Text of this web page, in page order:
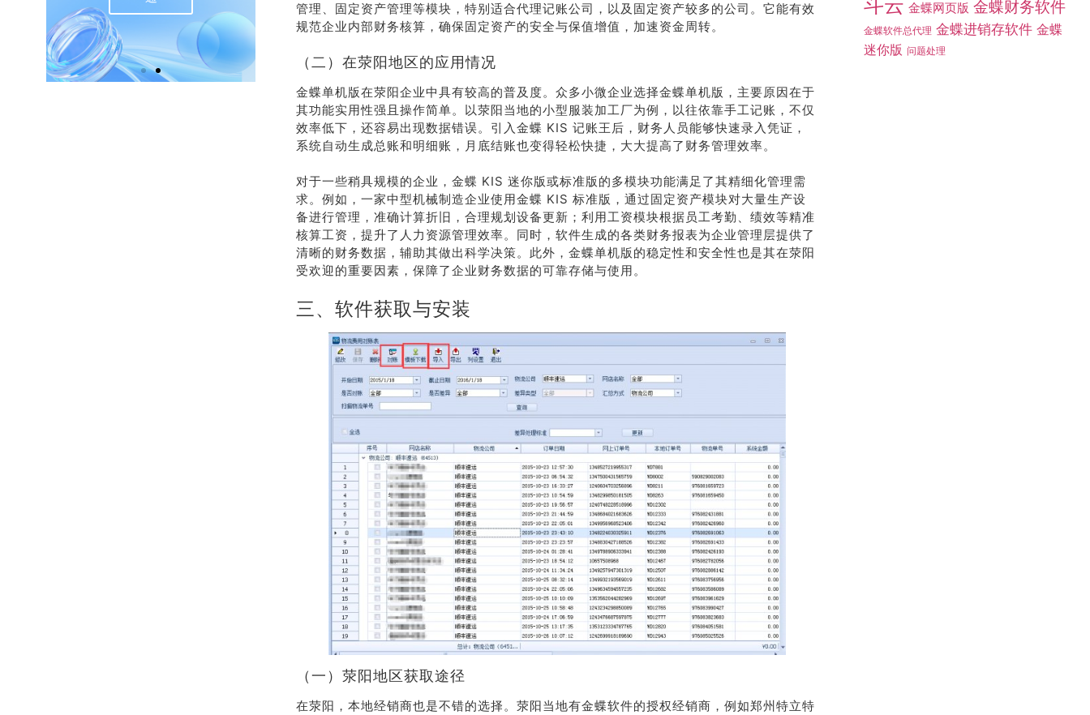
管理、固定资产管理等模块，特别适合代理记账公司，以及固定资产较多的公司。它能有效
规范企业内部财务核算，确保固定资产的安全与保值增值，加速资金周转。
（二）在荥阳地区的应用情况
金蝶单机版在荥阳企业中具有较高的普及度。众多小微企业选择金蝶单机版，主要原因在于
其功能实用性强且操作简单。以荥阳当地的小型服装加工厂为例，以往依靠手工记账，不仅
效率低下，还容易出现数据错误。引入金蝶 KIS 记账王后，财务人员能够快速录入凭证，
系统自动生成总账和明细账，月底结账也变得轻松快捷，大大提高了财务管理效率。
对于一些稍具规模的企业，金蝶 KIS 迷你版或标准版的多模块功能满足了其精细化管理需
求。例如，一家中型机械制造企业使用金蝶 KIS 标准版，通过固定资产模块对大量生产设
备进行管理，准确计算折旧，合理规划设备更新；利用工资模块根据员工考勤、绩效等精准
核算工资，提升了人力资源管理效率。同时，软件生成的各类财务报表为企业管理层提供了
清晰的财务数据，辅助其做出科学决策。此外，金蝶单机版的稳定性和安全性也是其在荥阳
受欢迎的重要因素，保障了企业财务数据的可靠存储与使用。
三、软件获取与安装
（一）荥阳地区获取途径
在荥阳，本地经销商也是不错的选择。荥阳当地有金蝶软件的授权经销商，例如郑州特立特
斗云 金蝶网页版 金蝶财务软件
金蝶软件总代理 金蝶进销存软件 金蝶
迷你版